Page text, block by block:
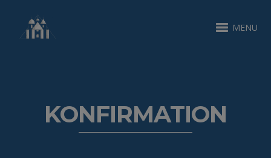
MENU
KONFIRMATION